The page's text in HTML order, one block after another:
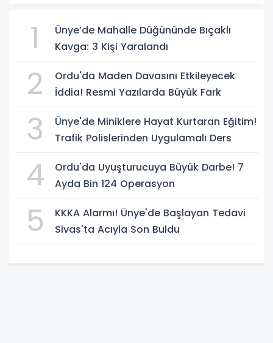
1
Ünye’de Mahalle Düğününde Bıçaklı
Kavga: 3 Kişi Yaralandı
2
Ordu'da Maden Davasını Etkileyecek
İddia! Resmi Yazılarda Büyük Fark
3
Ünye'de Miniklere Hayat Kurtaran Eğitim!
Trafik Polislerinden Uygulamalı Ders
4
Ordu'da Uyuşturucuya Büyük Darbe! 7
Ayda Bin 124 Operasyon
5
KKKA Alarmı! Ünye'de Başlayan Tedavi
Sivas'ta Acıyla Son Buldu